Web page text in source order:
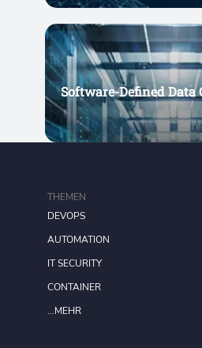
Software-Defined Data
THEMEN
DEVOPS
AUTOMATION
IT SECURITY
CONTAINER
...MEHR